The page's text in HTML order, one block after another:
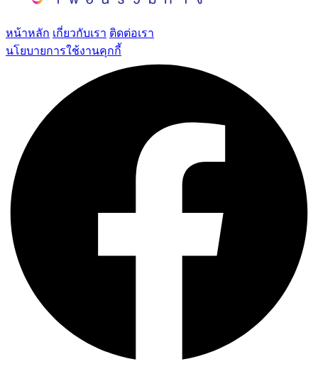
หน้าหลัก เกี่ยวกับเรา ติดต่อเรา
นโยบายการใช้งานคุกกี้